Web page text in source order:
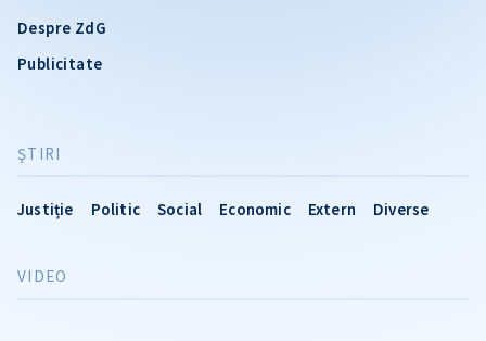
Despre ZdG
Publicitate
ŞTIRI
Justiție Politic Social Economic Extern Diverse
VIDEO